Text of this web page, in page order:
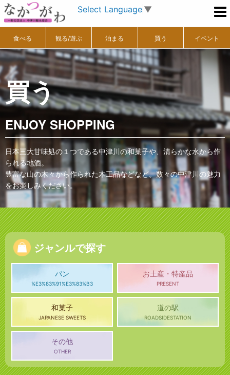
Select Language ▼
食べる 観る/遊ぶ 泊まる 買う イベント
買う
ENJOY SHOPPING
日本三大甘味処の１つである中津川の和菓子や、清らかな水から作
られる地酒。
豊富な山の木々から作られた木工品などなど。数々の中津川の魅力
をお楽しみください。
ジャンルで探す
パン
%E3%83%91%E3%83%B3
お土産・特産品
PRESENT
和菓子
JAPANESE SWEETS
道の駅
ROADSIDESTATION
その他
OTHER